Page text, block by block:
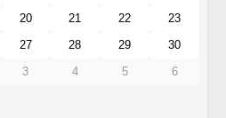
20 21 22
23
27 28 29
30
3 4 5 6